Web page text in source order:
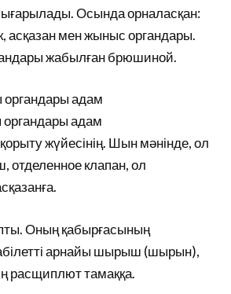
Осында орналасқан:
асқазан мен жыныс органдары.
жабылған брюшиной.
органдары адам
органдары адам
жүйесінің. Шын мәнінде, ол
отделенное клапан, ол
Оның қабырғасының
арнайы шырыш (шырын),
расщиплют тамаққа.